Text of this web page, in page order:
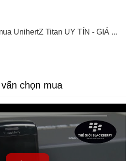
UnihertZ Titan UY TÍN - GIÁ ...
chọn mua